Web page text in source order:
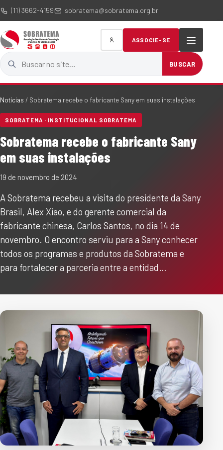
(11) 3662-4159 sobratema@sobratema.org.br
Buscar no site
BUSCAR
ASSOCIE-SE
Notícias / Sobratema recebe o fabricante Sany em suas instalações
SOBRATEMA · INSTITUCIONAL SOBRATEMA
Sobratema recebe o fabricante Sany
em suas instalações
19 de novembro de 2024
A Sobratema recebeu a visita do presidente da Sany
Brasil, Alex Xiao, e do gerente comercial da
fabricante chinesa, Carlos Santos, no dia 14 de
novembro. O encontro serviu para a Sany conhecer
todos os programas e produtos da Sobratema e
para fortalecer a parceria entre a entidad…